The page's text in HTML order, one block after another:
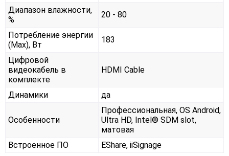
Диапазон влажности,
%
20 - 80
Потребление энергии
(Max), Вт
183
Цифровой
видеокабель в
комплекте
HDMI Cable
Динамики да
Особенности
Профессиональная, OS Android,
Ultra HD, Intel® SDM slot,
матовая
Встроенное ПО
EShare, iiSignage